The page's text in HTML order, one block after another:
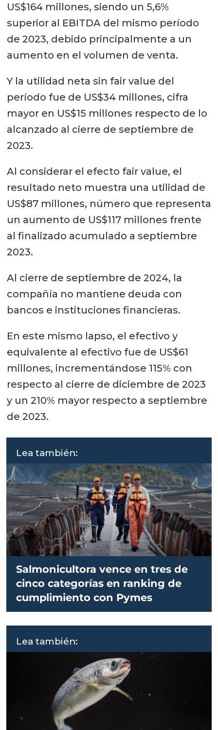
US$164 millones, siendo un 5,6%
superior al EBITDA del mismo período
de 2023, debido principalmente a un
aumento en el volumen de venta.
Y la utilidad neta sin fair value del
período fue de US$34 millones, cifra
mayor en US$15 millones respecto de lo
alcanzado al cierre de septiembre de
2023.
Al considerar el efecto fair value, el
resultado neto muestra una utilidad de
US$87 millones, número que representa
un aumento de US$117 millones frente
al finalizado acumulado a septiembre
2023.
Al cierre de septiembre de 2024, la
compañía no mantiene deuda con
bancos e instituciones financieras.
En este mismo lapso, el efectivo y
equivalente al efectivo fue de US$61
millones, incrementándose 115% con
respecto al cierre de diciembre de 2023
y un 210% mayor respecto a septiembre
de 2023.
Lea también:
Salmonicultora vence en tres de
cinco categorías en ranking de
cumplimiento con Pymes
Lea también: